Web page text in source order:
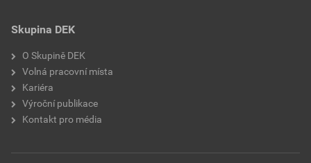
Skupina DEK
O Skupině DEK
Volná pracovní místa
Kariéra
Výroční publikace
Kontakt pro média